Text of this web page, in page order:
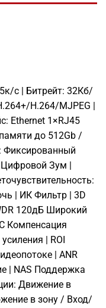
с | Битрейт: 32Кб/
H.264/MJPEG |
Ethernet 1×RJ45
до 512Gb /
Фиксированный
Зум |
| ИК Фильтр | 3D
120дБ Широкий
Компенсация
| ROI
| ANR
| NAS Поддержка
Движение в
в зону / Вход/